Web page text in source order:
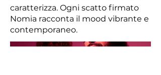
caratterizza. Ogni scatto firmato
Nomia racconta il mood vibrante e
contemporaneo.